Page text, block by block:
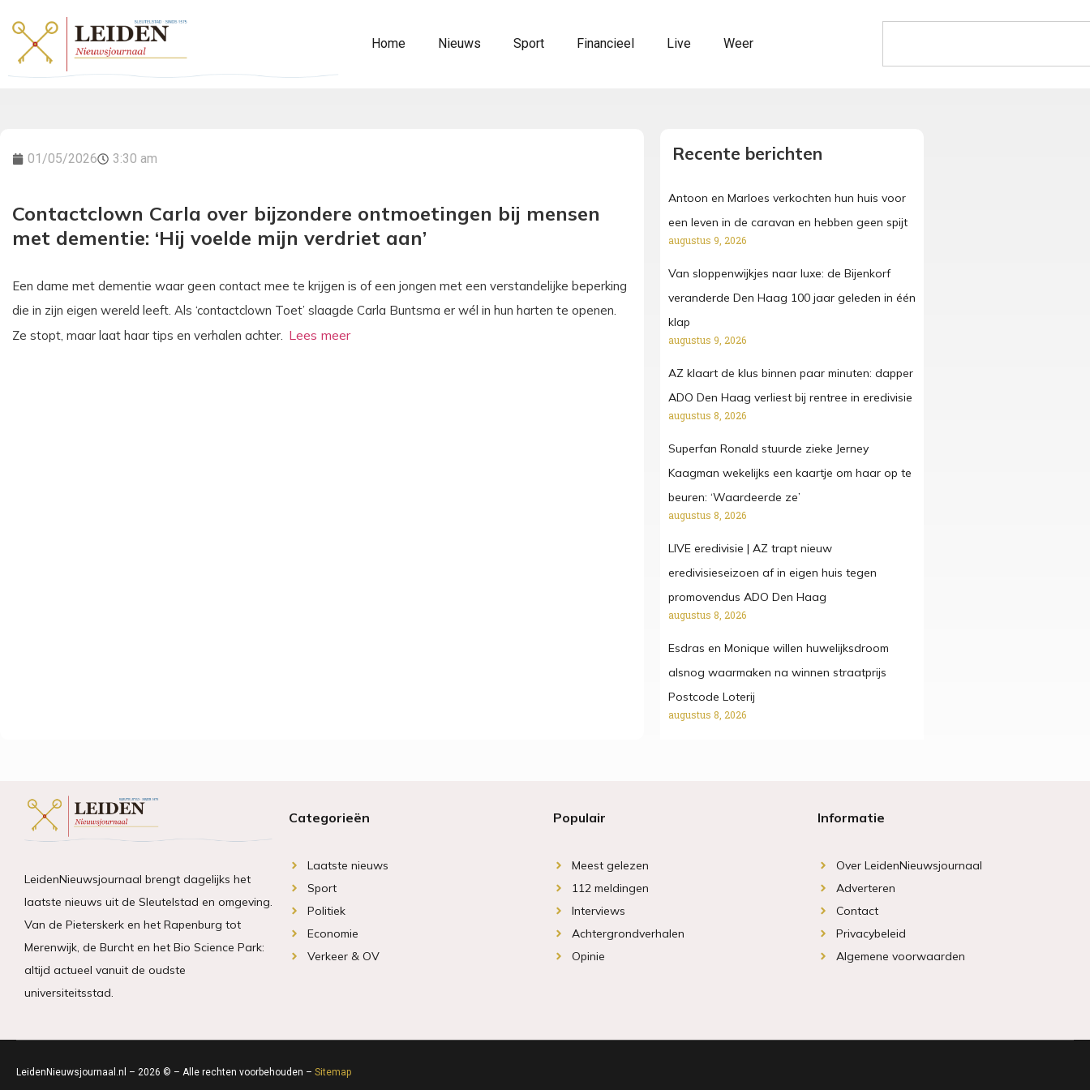
Home Nieuws Sport Financieel Live Weer
01/05/2026 3:30 am
Contactclown Carla over bijzondere ontmoetingen bij mensen
met dementie: ‘Hij voelde mijn verdriet aan’
Een dame met dementie waar geen contact mee te krijgen is of een jongen met een verstandelijke beperking
die in zijn eigen wereld leeft. Als ‘contactclown Toet’ slaagde Carla Buntsma er wél in hun harten te openen.
Ze stopt, maar laat haar tips en verhalen achter.
Recente berichten
Antoon en Marloes verkochten hun huis voor
een leven in de caravan en hebben geen spijt
augustus 9, 2026
Van sloppenwijkjes naar luxe: de Bijenkorf
veranderde Den Haag 100 jaar geleden in één
klap
augustus 9, 2026
AZ klaart de klus binnen paar minuten: dapper
ADO Den Haag verliest bij rentree in eredivisie
augustus 8, 2026
Superfan Ronald stuurde zieke Jerney
Kaagman wekelijks een kaartje om haar op te
beuren: ‘Waardeerde ze’
augustus 8, 2026
LIVE eredivisie | AZ trapt nieuw
eredivisieseizoen af in eigen huis tegen
promovendus ADO Den Haag
augustus 8, 2026
Esdras en Monique willen huwelijksdroom
alsnog waarmaken na winnen straatprijs
Postcode Loterij
augustus 8, 2026
LeidenNieuwsjournaal brengt dagelijks het
laatste nieuws uit de Sleutelstad en omgeving.
Van de Pieterskerk en het Rapenburg tot
Merenwijk, de Burcht en het Bio Science Park:
altijd actueel vanuit de oudste
universiteitsstad.
Categorieën
Laatste nieuws
Sport
Politiek
Economie
Verkeer & OV
Populair
Meest gelezen
112 meldingen
Interviews
Achtergrondverhalen
Opinie
Informatie
Over LeidenNieuwsjournaal
Adverteren
Contact
Privacybeleid
Algemene voorwaarden
LeidenNieuwsjournaal.nl – 2026 © – Alle rechten voorbehouden – Sitemap